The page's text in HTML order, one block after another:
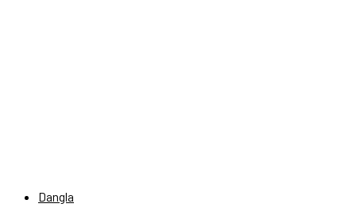
Dangla